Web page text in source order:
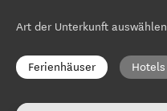
Art der Unterkunft auswählen
Ferienhäuser Hotels